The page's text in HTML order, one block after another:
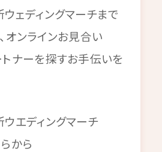
ェディングマーチまで
オンラインお見合い
ナーを探すお手伝いを
エディングマーチ
から